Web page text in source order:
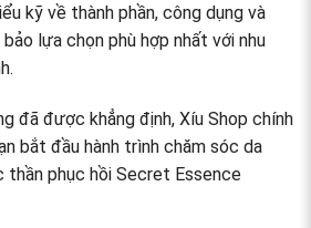
kỹ về thành phần, công dụng và
lựa chọn phù hợp nhất với nhu
đã được khẳng định, Xíu Shop chính
bắt đầu hành trình chăm sóc da
thần phục hồi Secret Essence